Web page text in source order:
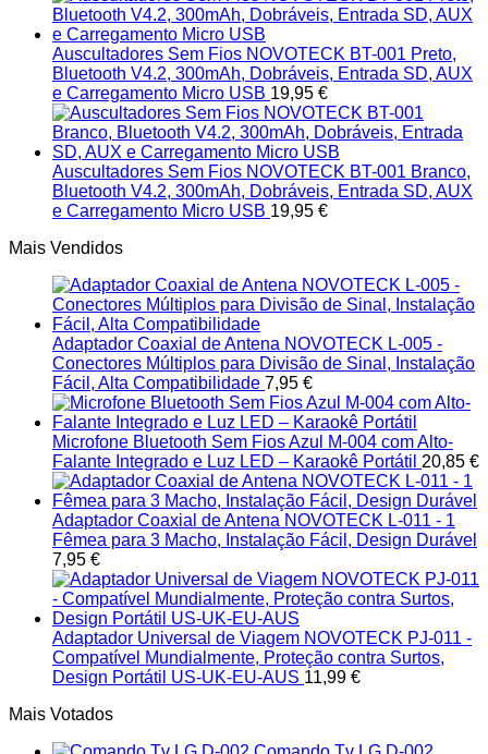
Auscultadores Sem Fios NOVOTECK BT-001 Preto,
Bluetooth V4.2, 300mAh, Dobráveis, Entrada SD, AUX
e Carregamento Micro USB 19,95 €
Auscultadores Sem Fios NOVOTECK BT-001 Branco,
Bluetooth V4.2, 300mAh, Dobráveis, Entrada SD, AUX
e Carregamento Micro USB 19,95 €
Mais Vendidos
Adaptador Coaxial de Antena NOVOTECK L-005 -
Conectores Múltiplos para Divisão de Sinal, Instalação
Fácil, Alta Compatibilidade 7,95 €
Microfone Bluetooth Sem Fios Azul M-004 com Alto-
Falante Integrado e Luz LED – Karaokê Portátil 20,85 €
Adaptador Coaxial de Antena NOVOTECK L-011 - 1
Fêmea para 3 Macho, Instalação Fácil, Design Durável
7,95 €
Adaptador Universal de Viagem NOVOTECK PJ-011 -
Compatível Mundialmente, Proteção contra Surtos,
Design Portátil US-UK-EU-AUS 11,99 €
Mais Votados